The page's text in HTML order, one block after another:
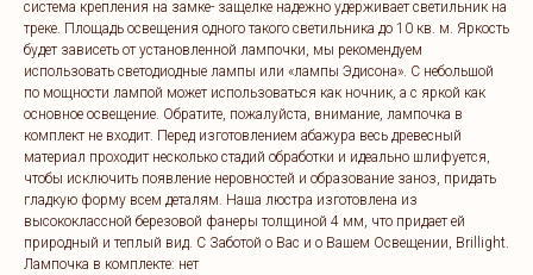
система крепления на замке- защелке надежно удерживает светильник на
треке. Площадь освещения одного такого светильника до 10 кв. м. Яркость
будет зависеть от установленной лампочки, мы рекомендуем
использовать светодиодные лампы или «лампы Эдисона». С небольшой
по мощности лампой может использоваться как ночник, а с яркой как
основное освещение. Обратите, пожалуйста, внимание, лампочка в
комплект не входит. Перед изготовлением абажура весь древесный
материал проходит несколько стадий обработки и идеально шлифуется,
чтобы исключить появление неровностей и образование заноз, придать
гладкую форму всем деталям. Наша люстра изготовлена из
высококлассной березовой фанеры толщиной 4 мм, что придает ей
природный и теплый вид. C Заботой о Вас и о Вашем Освещении, Brillight.
Лампочка в комплекте: нет